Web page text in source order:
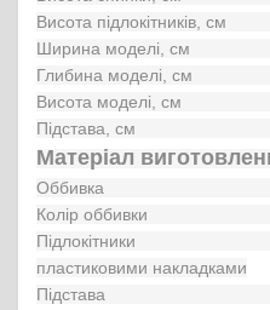
Висота підлокітників, см
Ширина моделі, см
Глибина моделі, см
Висота моделі, см
Матеріал
Оббивка
Колір оббивки
Підлокітники
пластиковими накладками
Підстава